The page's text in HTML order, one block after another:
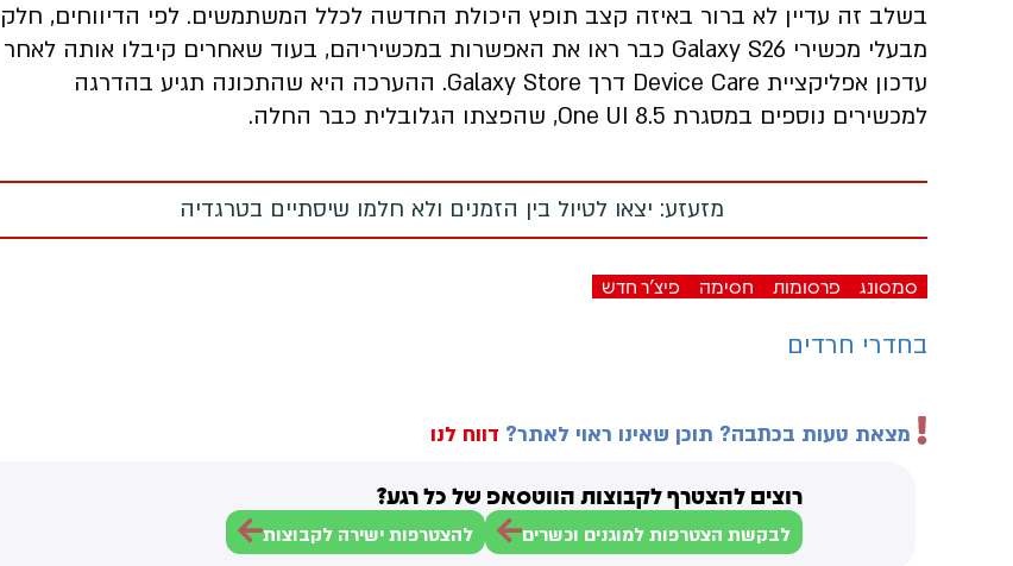
בשלב זה עדיין לא ברור באיזה קצב תופץ היכולת החדשה לכלל המשתמשים. לפי הדיווחים, חלק
מבעלי מכשירי Galaxy S26 כבר ראו את האפשרות במכשיריהם, בעוד שאחרים קיבלו אותה לאחר
עדכון אפליקציית Device Care דרך Galaxy Store. ההערכה היא שהתכונה תגיע בהדרגה
למכשירים נוספים במסגרת One UI 8.5, שהפצתו הגלובלית כבר החלה.
מזעזע: יצאו לטיול בין הזמנים ולא חלמו שיסתיים בטרגדיה
סמסונג פרסומות חסימה פיצ'ר חדש
בחדרי חרדים
מצאת טעות בכתבה? תוכן שאינו ראוי לאתר? דווח לנו
רוצים להצטרף לקבוצות הווטסאפ של כל רגע?
לבקשת הצטרפות למוגנים וכשרים להצטרפות ישירה לקבוצות